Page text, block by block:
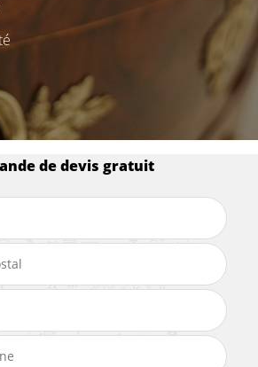
de devis gratuit